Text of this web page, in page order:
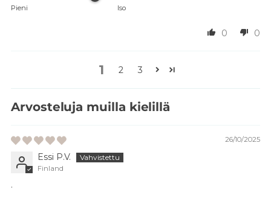
Pieni Iso
0 0
1 2 3
Arvosteluja muilla kielillä
26/10/2025
Essi P.V.
Finland
.